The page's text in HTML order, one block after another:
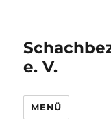
e. V.
MENÜ